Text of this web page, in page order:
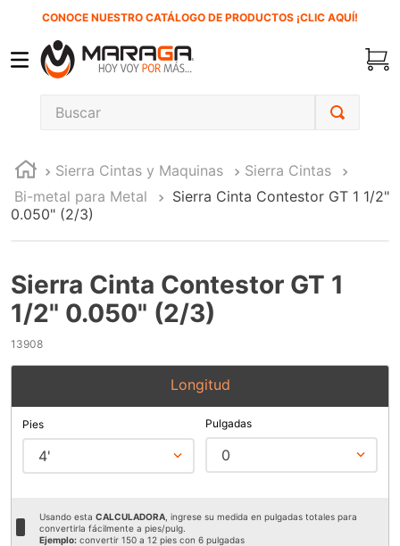
CONOCE NUESTRO CATÁLOGO DE PRODUCTOS ¡CLIC AQUÍ!
Buscar
Sierra Cintas y Maquinas
Sierra Cintas
Bi-metal para Metal
Sierra Cinta Contestor GT 1 1/2"
0.050" (2/3)
Sierra Cinta Contestor GT 1
1/2" 0.050" (2/3)
13908
Longitud
Pies
4'
Pulgadas
0
Usando esta CALCULADORA , ingrese su medida en pulgadas totales para
convertirla fácilmente a pies/pulg.
Ejemplo: convertir 150 a 12 pies con 6 pulgadas
1.
carbones
2.
inversora
.
sierra cinta
7.
clavos
8.
ecoklean
ke500
10
lenox